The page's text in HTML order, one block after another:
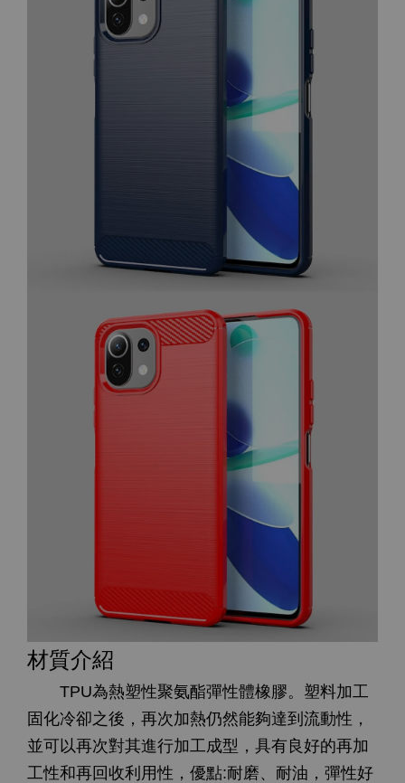
材質介紹
TPU為熱塑性聚氨酯彈性體橡膠。塑料加工
固化冷卻之後，再次加熱仍然能夠達到流動性，
並可以再次對其進行加工成型，具有良好的再加
工性和再回收利用性，優點:耐磨、耐油，彈性好